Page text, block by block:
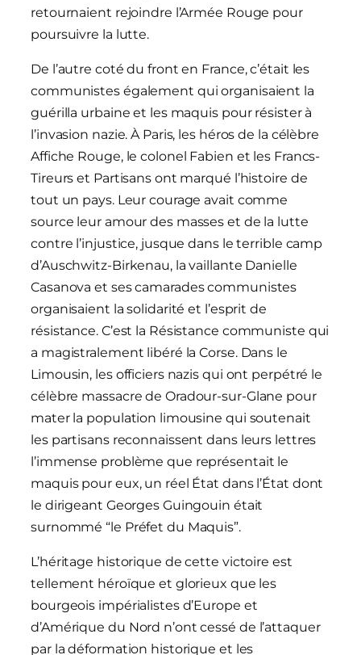
retournaient rejoindre l’Armée Rouge pour
poursuivre la lutte.
De l’autre coté du front en France, c’était les
communistes également qui organisaient la
guérilla urbaine et les maquis pour résister à
l’invasion nazie. À Paris, les héros de la célèbre
Affiche Rouge, le colonel Fabien et les Francs-
Tireurs et Partisans ont marqué l’histoire de
tout un pays. Leur courage avait comme
source leur amour des masses et de la lutte
contre l’injustice, jusque dans le terrible camp
d’Auschwitz-Birkenau, la vaillante Danielle
Casanova et ses camarades communistes
organisaient la solidarité et l’esprit de
résistance. C’est la Résistance communiste qui
a magistralement libéré la Corse. Dans le
Limousin, les officiers nazis qui ont perpétré le
célèbre massacre de Oradour-sur-Glane pour
mater la population limousine qui soutenait
les partisans reconnaissent dans leurs lettres
l’immense problème que représentait le
maquis pour eux, un réel État dans l’État dont
le dirigeant Georges Guingouin était
surnommé “le Préfet du Maquis”.
L’héritage historique de cette victoire est
tellement héroïque et glorieux que les
bourgeois impérialistes d’Europe et
d’Amérique du Nord n’ont cessé de l’attaquer
par la déformation historique et les